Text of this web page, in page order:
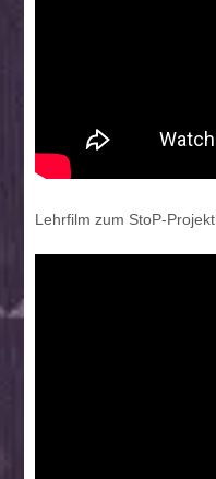
Lehrfilm zum StoP-Projekt